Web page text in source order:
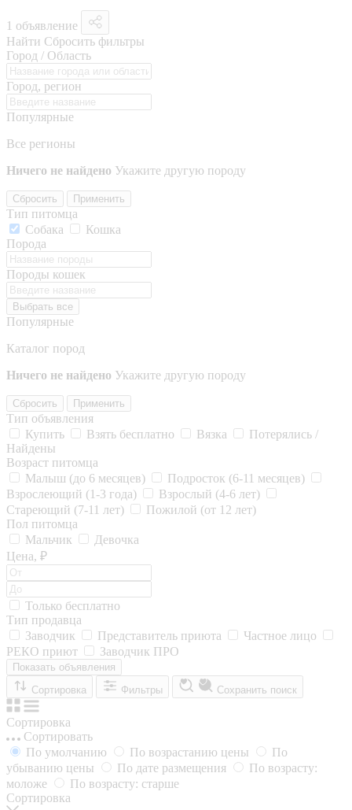
1 объявление
Найти Сбросить фильтры
Город / Область
Город, регион
Популярные
Все регионы
Ничего не найдено Укажите другую породу
Сбросить Применить
Тип питомца
Собака
Кошка
Порода
Породы кошек
Выбрать все
Популярные
Каталог пород
Ничего не найдено Укажите другую породу
Сбросить Применить
Тип объявления
Купить
Взять бесплатно Вязка
Потерялись /
Найдены
Возраст питомца
Малыш (до 6 месяцев)
Подросток (6-11 месяцев)
Взрослеющий (1-3 года)
Взрослый (4-6 лет)
Стареющий (7-11 лет)
Пожилой (от 12 лет)
Пол питомца
Мальчик
Девочка
Цена, ₽
Только бесплатно
Тип продавца
Заводчик
Представитель приюта
Частное лицо
РЕКО приют
Заводчик ПРО
Показать объявления
Сортировка
Фильтры Сохранить поиск
Сортировка
Сортировать
По умолчанию
По возрастанию цены
По
убыванию цены
По дате размещения
По возрасту:
моложе
По возрасту: старше
Сортировка